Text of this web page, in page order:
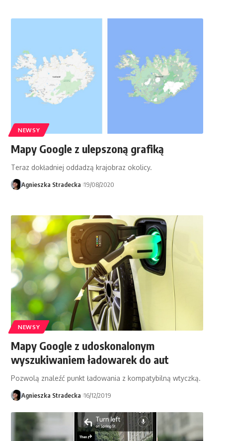
NEWSY
Mapy Google z ulepszoną grafiką
Teraz dokładniej oddadzą krajobraz okolicy.
Agnieszka Stradecka 19/08/2020
NEWSY
Mapy Google z udoskonalonym
wyszukiwaniem ładowarek do aut
Pozwolą znaleźć punkt ładowania z kompatybilną wtyczką.
Agnieszka Stradecka 16/12/2019